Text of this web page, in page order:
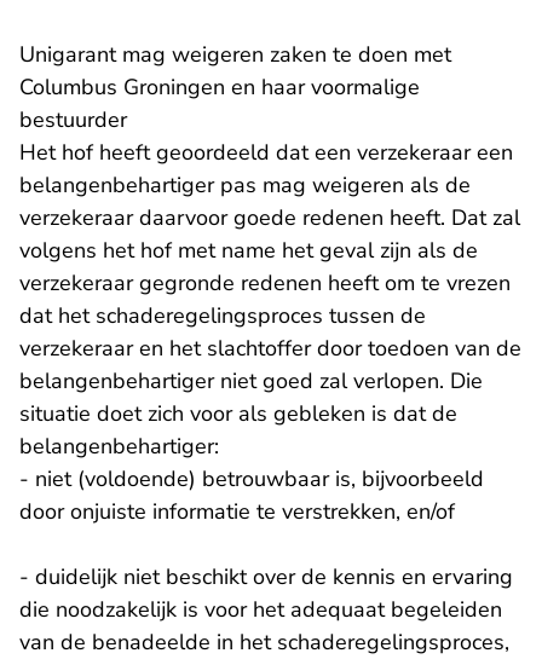
Unigarant mag weigeren zaken te doen met
Columbus Groningen en haar voormalige
bestuurder
Het hof heeft geoordeeld dat een verzekeraar een
belangenbehartiger pas mag weigeren als de
verzekeraar daarvoor goede redenen heeft. Dat zal
volgens het hof met name het geval zijn als de
verzekeraar gegronde redenen heeft om te vrezen
dat het schaderegelingsproces tussen de
verzekeraar en het slachtoffer door toedoen van de
belangenbehartiger niet goed zal verlopen. Die
situatie doet zich voor als gebleken is dat de
belangenbehartiger:
- niet (voldoende) betrouwbaar is, bijvoorbeeld
door onjuiste informatie te verstrekken, en/of
- duidelijk niet beschikt over de kennis en ervaring
die noodzakelijk is voor het adequaat begeleiden
van de benadeelde in het schaderegelingsproces,